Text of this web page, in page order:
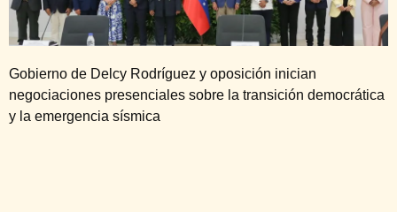
Gobierno de Delcy Rodríguez y oposición inician
negociaciones presenciales sobre la transición democrática
y la emergencia sísmica